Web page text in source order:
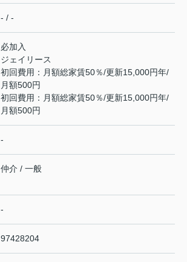
- / -
必加入
ジェイリース
初回費用：月額総家賃50％/更新15,000円年/
月額500円
初回費用：月額総家賃50％/更新15,000円年/
月額500円
-
仲介 / 一般
-
97428204